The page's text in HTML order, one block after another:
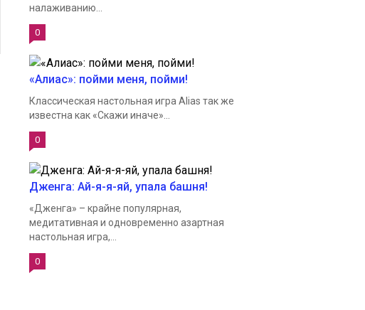
налаживанию...
0
«Алиас»: пойми меня, пойми!
Классическая настольная игра Alias так же
известна как «Скажи иначе»...
0
Дженга: Ай-я-я-яй, упала башня!
«Дженга» – крайне популярная,
медитативная и одновременно азартная
настольная игра,...
0